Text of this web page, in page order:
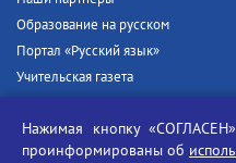
Образование на русском
Портал «Русский язык»
Учительская газета
Единый портал государственных
Нажимая кнопку
проинформированы об